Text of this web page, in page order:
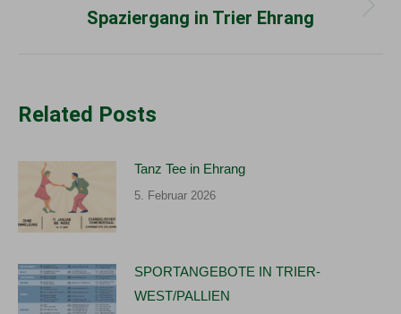
Nächster
Spaziergang in Trier Ehrang
Related Posts
Tanz Tee in Ehrang
5. Februar 2026
SPORTANGEBOTE IN TRIER-
WEST/PALLIEN